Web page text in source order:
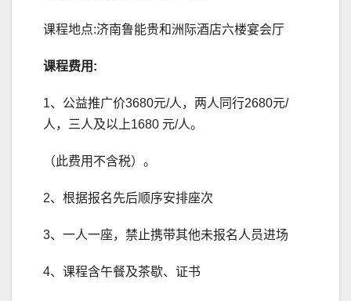
课程地点:济南鲁能贵和洲际酒店六楼宴会厅
课程费用:
1、公益推广价3680元/人，两人同行2680元/
人，三人及以上1680 元/人。
（此费用不含税）。
2、根据报名先后顺序安排座次
3、一人一座，禁止携带其他未报名人员进场
4、课程含午餐及茶歇、证书